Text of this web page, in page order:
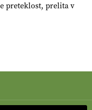
preteklost, prelita v